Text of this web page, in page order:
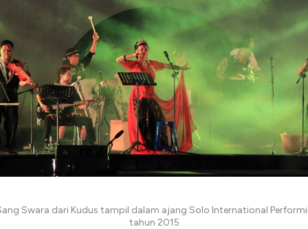
Swara dari Kudus tampil dalam ajang Solo International
tahun 2015